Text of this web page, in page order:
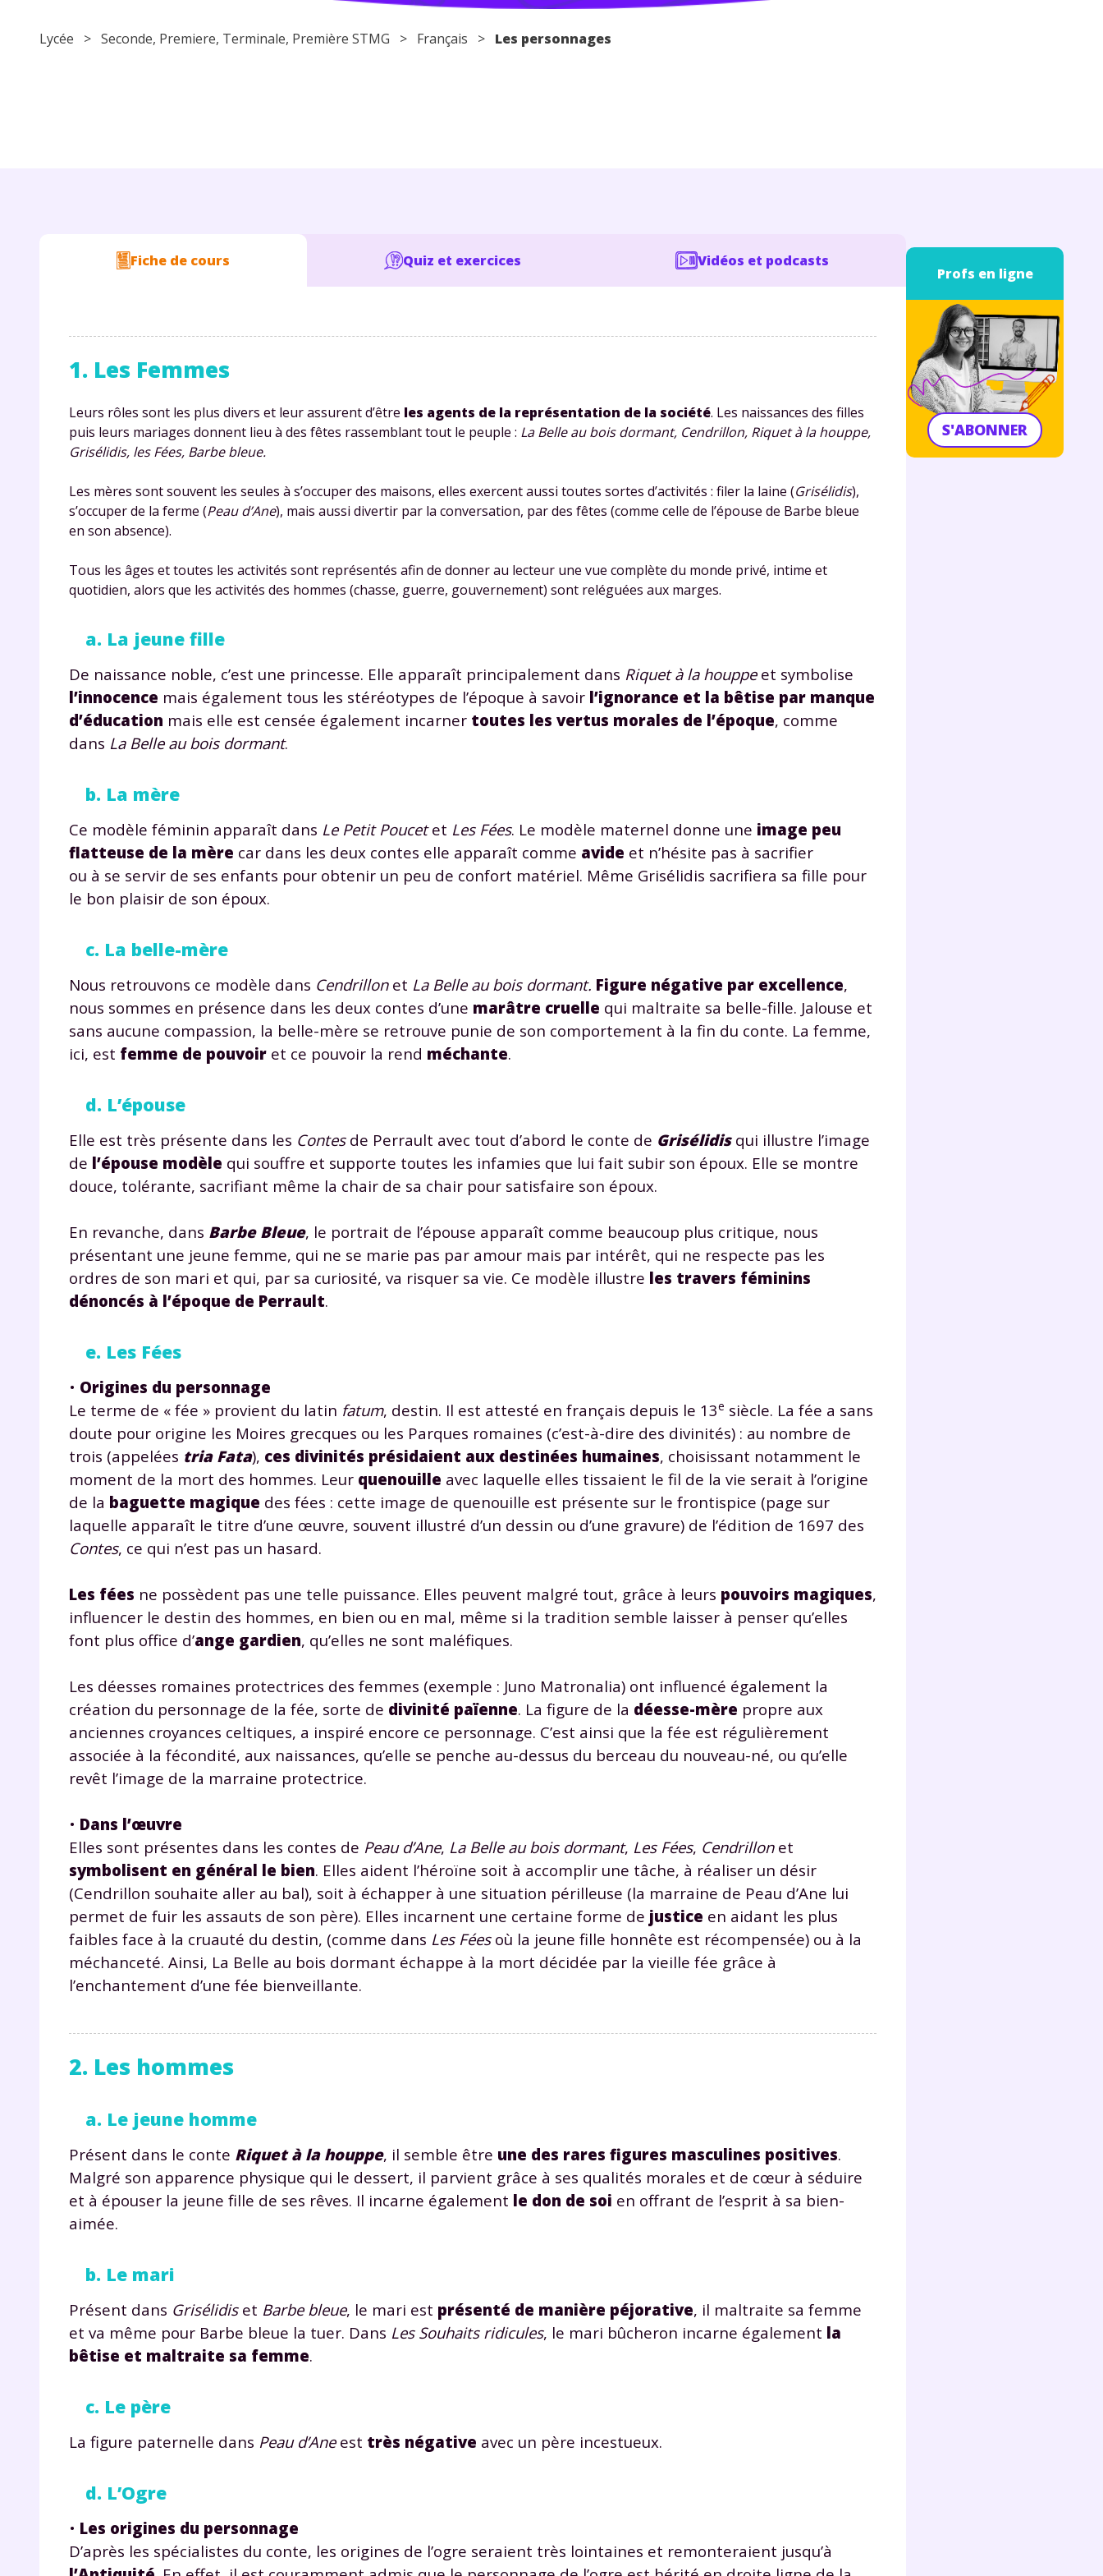
Lycée > Seconde, Premiere, Terminale, Première STMG > Français > Les personnages
Fiche de cours Quiz et exercices Vidéos et podcasts
1. Les Femmes
Leurs rôles sont les plus divers et leur assurent d’être les agents de la représentation de la société. Les naissances des filles
puis leurs mariages donnent lieu à des fêtes rassemblant tout le peuple : La Belle au bois dormant, Cendrillon, Riquet à la houppe,
Grisélidis, les Fées, Barbe bleue.
Les mères sont souvent les seules à s’occuper des maisons, elles exercent aussi toutes sortes d’activités : filer la laine (Grisélidis),
s’occuper de la ferme (Peau d’Ane), mais aussi divertir par la conversation, par des fêtes (comme celle de l’épouse de Barbe bleue
en son absence).
Tous les âges et toutes les activités sont représentés afin de donner au lecteur une vue complète du monde privé, intime et
quotidien, alors que les activités des hommes (chasse, guerre, gouvernement) sont reléguées aux marges.
a. La jeune fille
De naissance noble, c’est une princesse. Elle apparaît principalement dans Riquet à la houppeet symbolise
l’innocence mais également tous les stéréotypes de l’époque à savoir l’ignorance et la bêtise par manque
d’éducation mais elle est censée également incarner toutes les vertus morales de l’époque, comme
dans La Belle au bois dormant.
b. La mère
Ce modèle féminin apparaît dans Le Petit Poucetet Les Fées. Le modèle maternel donne une image peu
flatteuse de la mère car dans les deux contes elle apparaît comme avide et n’hésite pas à sacrifier
ou à se servir de ses enfants pour obtenir un peu de confort matériel. Même Grisélidis sacrifiera sa fille pour
le bon plaisir de son époux.
c. La belle-mère
Nous retrouvons ce modèle dans Cendrillonet La Belle au bois dormant. Figure négative par excellence,
nous sommes en présence dans les deux contes d’une marâtre cruelle qui maltraite sa belle-fille. Jalouse et
sans aucune compassion, la belle-mère se retrouve punie de son comportement à la fin du conte. La femme,
ici, est femme de pouvoir et ce pouvoir la rend méchante.
d. L’épouse
Elle est très présente dans les Contesde Perrault avec tout d’abord le conte de Grisélidisqui illustre l’image
de l’épouse modèle qui souffre et supporte toutes les infamies que lui fait subir son époux. Elle se montre
douce, tolérante, sacrifiant même la chair de sa chair pour satisfaire son époux.
En revanche, dans Barbe Bleue, le portrait de l’épouse apparaît comme beaucoup plus critique, nous
présentant une jeune femme, qui ne se marie pas par amour mais par intérêt, qui ne respecte pas les
ordres de son mari et qui, par sa curiosité, va risquer sa vie. Ce modèle illustre les travers féminins
dénoncés à l’époque de Perrault.
e. Les Fées
• Origines du personnage
Le terme de « fée » provient du latin fatum, destin. Il est attesté en français depuis le 13e siècle. La fée a sans
doute pour origine les Moires grecques ou les Parques romaines (c’est-à-dire des divinités) : au nombre de
trois (appelées tria Fata), ces divinités présidaient aux destinées humaines, choisissant notamment le
moment de la mort des hommes. Leur quenouille avec laquelle elles tissaient le fil de la vie serait à l’origine
de la baguette magique des fées : cette image de quenouille est présente sur le frontispice (page sur
laquelle apparaît le titre d’une œuvre, souvent illustré d’un dessin ou d’une gravure) de l’édition de 1697 des
Contes, ce qui n’est pas un hasard.
Les fées ne possèdent pas une telle puissance. Elles peuvent malgré tout, grâce à leurs pouvoirs magiques,
influencer le destin des hommes, en bien ou en mal, même si la tradition semble laisser à penser qu’elles
font plus office d’ange gardien, qu’elles ne sont maléfiques.
Les déesses romaines protectrices des femmes (exemple : Juno Matronalia) ont influencé également la
création du personnage de la fée, sorte de divinité païenne. La figure de la déesse-mère propre aux
anciennes croyances celtiques, a inspiré encore ce personnage. C’est ainsi que la fée est régulièrement
associée à la fécondité, aux naissances, qu’elle se penche au-dessus du berceau du nouveau-né, ou qu’elle
revêt l’image de la marraine protectrice.
• Dans l’œuvre
Elles sont présentes dans les contes de Peau d’Ane, La Belle au bois dormant, Les Fées, Cendrillonet
symbolisent en général le bien. Elles aident l’héroïne soit à accomplir une tâche, à réaliser un désir
(Cendrillon souhaite aller au bal), soit à échapper à une situation périlleuse (la marraine de Peau d’Ane lui
permet de fuir les assauts de son père). Elles incarnent une certaine forme de justice en aidant les plus
faibles face à la cruauté du destin, (comme dans Les Féesoù la jeune fille honnête est récompensée) ou à la
méchanceté. Ainsi, La Belle au bois dormant échappe à la mort décidée par la vieille fée grâce à
l’enchantement d’une fée bienveillante.
2. Les hommes
a. Le jeune homme
Présent dans le conte Riquet à la houppe, il semble être une des rares figures masculines positives.
Malgré son apparence physique qui le dessert, il parvient grâce à ses qualités morales et de cœur à séduire
et à épouser la jeune fille de ses rêves. Il incarne également le don de soi en offrant de l’esprit à sa bien-
aimée.
b. Le mari
Présent dans Grisélidiset Barbe bleue, le mari est présenté de manière péjorative, il maltraite sa femme
et va même pour Barbe bleue la tuer. Dans Les Souhaits ridicules, le mari bûcheron incarne également la
bêtise et maltraite sa femme.
c. Le père
La figure paternelle dans Peau d’Aneest très négative avec un père incestueux.
d. L’Ogre
• Les origines du personnage
D’après les spécialistes du conte, les origines de l’ogre seraient très lointaines et remonteraient jusqu’à
Profs en ligne
S'ABONNER
Fermer
Envie de progresser et de
réussir votre année scolaire ?
notre plateforme de soutien scolaire !
Fiches de cours et vidéos,
exercices corrigés,
podcasts de révisions
Unespace dédié aux
parents pour suivre les
Tout le programme scolaire
du CP à la Terminale
Des profs expérimentés
disponibles à la demande
par tchat, audio ou vidéo
TESTER GRATUITEMENT
* Votre code d'accès sera envoyé à cette adresse e-mail. En renseignant votre e-mail, vous
pendant 24h. Pour en savoir plus sur la gestion de vos données personnelles et pour exercer
vos droits, vous pouvez consulter
notre charte
J’accepte de recevoir les actualités et des communications de la
part de myMaxicours.
de vos données personnelles et pour exercer vos droits, vous pouvez consulter
notre charte